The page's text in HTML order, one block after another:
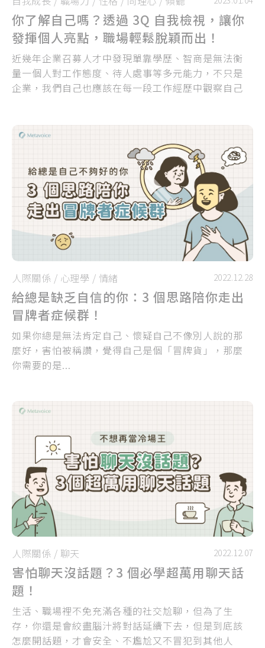
你了解自己嗎？透過 3Q 自我檢視，讓你
發揮個人亮點，職場輕鬆脫穎而出！
近幾年企業召募人才中發現單靠學歷、智商是無法衡
量一個人對工作態度、待人處事等多元能力，不只是
企業，我們自己也應該在每一段工作經歷中觀察自己
人際關係 / 心理學 / 情緒 2022.12.28
給總是缺乏自信的你：3 個思路陪你走出
冒牌者症候群！
如果你總是無法肯定自己、懷疑自己不像別人說的那
麼好，害怕被稱讚，覺得自己是個「冒牌貨」，那麼
你需要的是...
人際關係 / 聊天 2022.12.07
害怕聊天沒話題？3 個必學超萬用聊天話
題！
生活、職場裡不免充滿各種的社交尬聊，但為了生
存，你還是會絞盡腦汁將對話延續下去，但是到底該
怎麼開話題，才會安全、不尷尬又不冒犯到其他人